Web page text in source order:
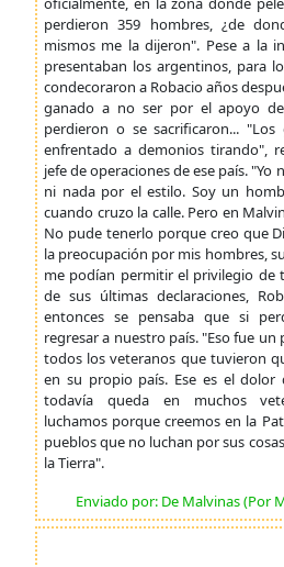
perdieron 359 hombres, ¿de
mismos me la dijeron". Pese a la
presentaban los argentinos, para
condecoraron a Robacio años
ganado a no ser por el apoyo
perdieron o se sacrificaron...
enfrentado a demonios tirando",
jefe de operaciones de ese país.
ni nada por el estilo. Soy un
cuando cruzo la calle. Pero en
No pude tenerlo porque creo que
la preocupación por mis hombres,
me podían permitir el privilegio de
de sus últimas declaraciones,
entonces se pensaba que si
regresar a nuestro país. "Eso fue un
todos los veteranos que tuvieron
en su propio país. Ese es el dolor
todavía queda en muchos
luchamos porque creemos en la
pueblos que no luchan por sus
la Tierra".
Enviado por: De Malvinas (Por